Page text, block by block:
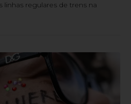
linhas regulares de trens na